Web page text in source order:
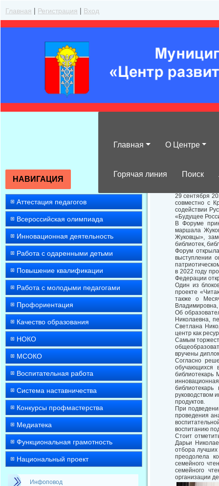
Главная | Регистрация | Вход
Главная О Центре
Горячая линия Поиск
НАВИГАЦИЯ
Аттестация педагогов
Всероссийская олимпиада
Инновационная деятельность
Работа с одаренными детьми
Повышение квалификации
Работа с молодыми педагогами
Профориентация
Качество образования
НОКО
МСОКО
Воспитательная работа
Система наставничества
Конкурсы профмастерства
Медиатека
Функциональная грамотность
Национальный проект
Инфоповод
29 сентября
совместно с
содействии
«Будущее
В Форуме
маршала
Жуковцы»,
библиотек,
Форум
выступлении
в 2022 году
Федерации
Один из
проекте
также о
Об
Николаевна,
Светлана
центр как
Самым
вручены
Согласно
обучающихся
библиотекарь
руководством
продуктов.
При
проведения
воспитанию
Стоит
Дарьи
отбора лучших
преодолела
семейного
семейного
организации